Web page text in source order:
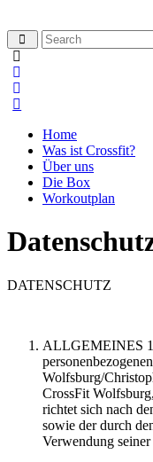
Home
Was ist Crossfit?
Über uns
Die Box
Workoutplan
DATENSCHUTZ
ALLGEMEINES
Wolfsburg/
CrossFit
richtet sich nach
sowie der durch
Verwendung